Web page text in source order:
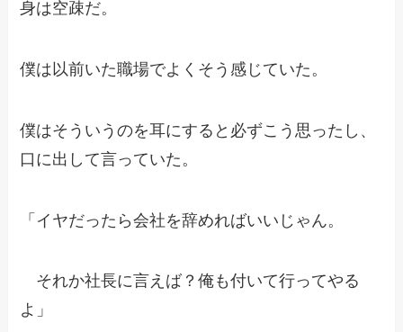
身は空疎だ。
僕は以前いた職場でよくそう感じていた。
僕はそういうのを耳にすると必ずこう思ったし、
口に出して言っていた。
「イヤだったら会社を辞めればいいじゃん。
それか社長に言えば？俺も付いて行ってやる
よ」